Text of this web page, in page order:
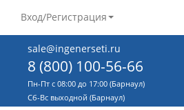
Вход/Регистрация
sale@ingenerseti.ru
8 (800) 100-56-66
Пн-Пт с 08:00 до 17:00 (Барнаул)
Cб-Вс выходной (Барнаул)